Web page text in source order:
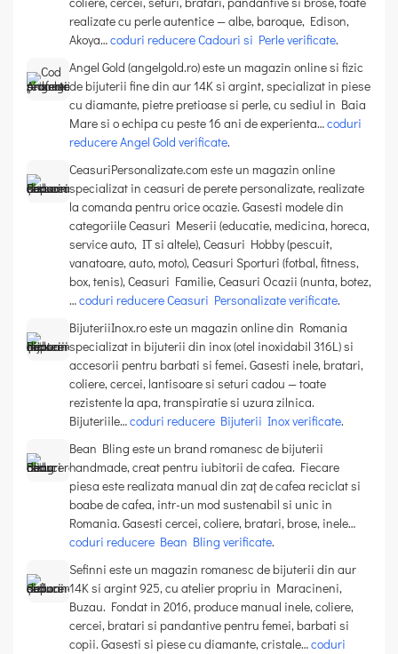
realizate cu perle autentice — albe, baroque, Edison,
Akoya…coduri reducere Cadouri si Perle verificate.
Angel Gold (angelgold.ro) este un magazin online si fizic
de bijuterii fine din aur 14K si argint, specializat in piese
cu diamante, pietre pretioase si perle, cu sediul in Baia
Mare si o echipa cu peste 16 ani de experienta…coduri
reducere Angel Gold verificate.
CeasuriPersonalizate.com este un magazin online
specializat in ceasuri de perete personalizate, realizate
la comanda pentru orice ocazie. Gasesti modele din
categoriile Ceasuri Meserii (educatie, medicina, horeca,
service auto, IT si altele), Ceasuri Hobby (pescuit,
vanatoare, auto, moto), Ceasuri Sporturi (fotbal, fitness,
box, tenis), Ceasuri Familie, Ceasuri Ocazii (nunta, botez,
…coduri reducere Ceasuri Personalizate verificate.
BijuteriiInox.ro este un magazin online din Romania
specializat in bijuterii din inox (otel inoxidabil 316L) si
accesorii pentru barbati si femei. Gasesti inele, bratari,
coliere, cercei, lantisoare si seturi cadou — toate
rezistente la apa, transpiratie si uzura zilnica.
Bijuteriile…coduri reducere Bijuterii Inox verificate.
Bean Bling este un brand romanesc de bijuterii
handmade, creat pentru iubitorii de cafea. Fiecare
piesa este realizata manual din zaț de cafea reciclat si
boabe de cafea, intr-un mod sustenabil si unic in
Romania. Gasesti cercei, coliere, bratari, brose, inele…
coduri reducere Bean Bling verificate.
Sefinni este un magazin romanesc de bijuterii din aur
14K si argint 925, cu atelier propriu in Maracineni,
Buzau. Fondat in 2016, produce manual inele, coliere,
cercei, bratari si pandantive pentru femei, barbati si
copii. Gasesti si piese cu diamante, cristale…coduri